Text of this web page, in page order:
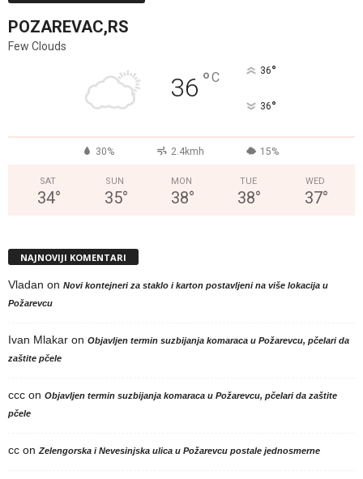
POZAREVAC,RS
Few Clouds
36 °C 36°
36°
30% 2.4kmh 15%
SAT
34°
SUN
35°
MON
38°
TUE
38°
WED
37°
NAJNOVIJI KOMENTARI
Vladan on Novi kontejneri za staklo i karton postavljeni na više lokacija u
Požarevcu
Ivan Mlakar on Objavljen termin suzbijanja komaraca u Požarevcu, pčelari da
zaštite pčele
ccc on Objavljen termin suzbijanja komaraca u Požarevcu, pčelari da zaštite
pčele
cc on Zelengorska i Nevesinjska ulica u Požarevcu postale jednosmerne